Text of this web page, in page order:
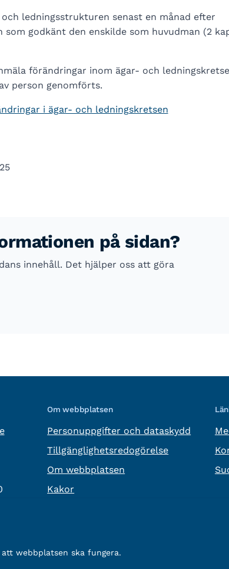
ledningsstrukturen senast en månad efter
godkänt den enskilde som huvudman (2
förändringar inom ägar- och
person genomförts.
i ägar- och ledningskretsen
på sidan?
innehåll. Det hjälper oss att göra
Om webbplatsen
Personuppgifter och dataskydd
Tillgänglighetsredogörelse
Om webbplatsen
Kakor
webbplatsen ska fungera.